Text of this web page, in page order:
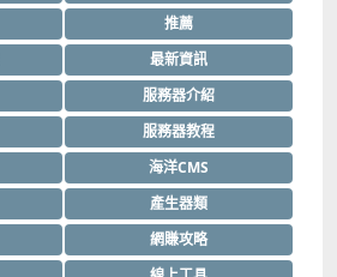
推薦
最新資訊
服務器介紹
服務器教程
海洋CMS
產生器類
網賺攻略